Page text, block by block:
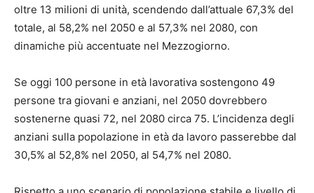
oltre 13 milioni di unità, scendendo dall’attuale 67,3% del
totale, al 58,2% nel 2050 e al 57,3% nel 2080, con
dinamiche più accentuate nel Mezzogiorno.
Se oggi 100 persone in età lavorativa sostengono 49
persone tra giovani e anziani, nel 2050 dovrebbero
sostenerne quasi 72, nel 2080 circa 75. L’incidenza degli
anziani sulla popolazione in età da lavoro passerebbe dal
30,5% al 52,8% nel 2050, al 54,7% nel 2080.